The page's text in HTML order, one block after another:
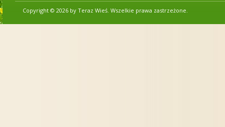
Copyright © 2026 by Teraz Wieś. Wszelkie prawa zastrzeżone.